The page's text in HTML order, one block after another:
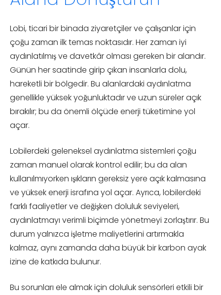
Lobi, ticari bir binada ziyaretçiler ve çalışanlar için
çoğu zaman ilk temas noktasıdır. Her zaman iyi
aydınlatılmış ve davetkâr olması gereken bir alandır.
Günün her saatinde girip çıkan insanlarla dolu,
hareketli bir bölgedir. Bu alanlardaki aydınlatma
genellikle yüksek yoğunluktadır ve uzun süreler açık
bırakılır; bu da önemli ölçüde enerji tüketimine yol
açar.
Lobilerdeki geleneksel aydınlatma sistemleri çoğu
zaman manuel olarak kontrol edilir; bu da alan
kullanılmıyorken ışıkların gereksiz yere açık kalmasına
ve yüksek enerji israfına yol açar. Ayrıca, lobilerdeki
farklı faaliyetler ve değişken doluluk seviyeleri,
aydınlatmayı verimli biçimde yönetmeyi zorlaştırır. Bu
durum yalnızca işletme maliyetlerini artırmakla
kalmaz, aynı zamanda daha büyük bir karbon ayak
izine de katkıda bulunur.
Bu sorunları ele almak için doluluk sensörleri etkili bir